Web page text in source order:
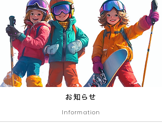
​お知らせ
Information